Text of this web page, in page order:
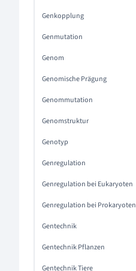
Genkopplung
Genmutation
Genom
Genomische Prägung
Genommutation
Genomstruktur
Genotyp
Genregulation
Genregulation bei Eukaryoten
Genregulation bei Prokaryoten
Gentechnik
Gentechnik Pflanzen
Gentechnik Tiere